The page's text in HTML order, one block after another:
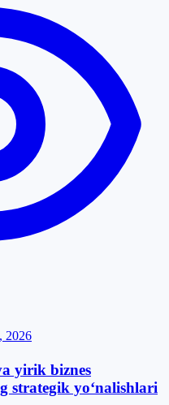
2026
yirik biznes
strategik yo‘nalishlari